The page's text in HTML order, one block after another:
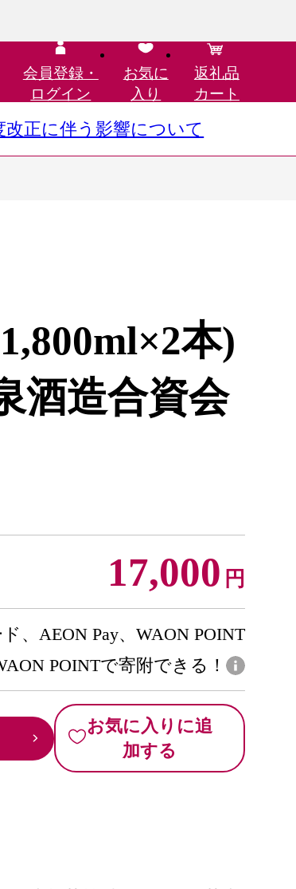
会員登録・
ログイン
お気に
入り
返礼品
カート
改正に伴う影響について
本)
酒造合資会
17,000 円
、AEON Pay、WAON POINT
POINTで寄附できる！
お気に入りに追
加する